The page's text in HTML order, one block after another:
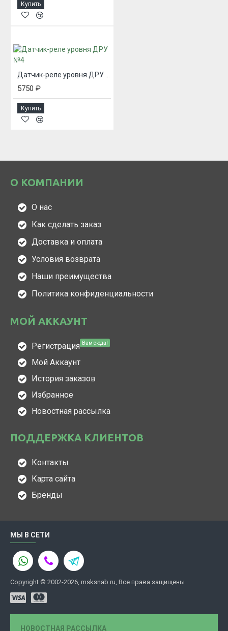
Купить
Датчик-реле уровня ДРУ №4
5750 ₽
Купить
О КОМПАНИИ
О нас
Как сделать заказ
Доставка и оплата
Условия возврата
Наши преимущества
Политика конфиденциальности
МОЙ АККАУНТ
Регистрация Вам сюда!
Мой Аккаунт
История заказов
Избранное
Новостная рассылка
ПОДДЕРЖКА КЛИЕНТОВ
Контакты
Карта сайта
Бренды
МЫ В СЕТИ
Copyright © 2002-2026, msksnab.ru, Все права защищены
НОВОСТНАЯ РАССЫЛКА